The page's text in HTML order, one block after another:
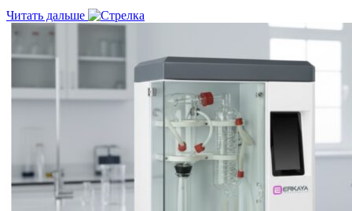
Читать дальше